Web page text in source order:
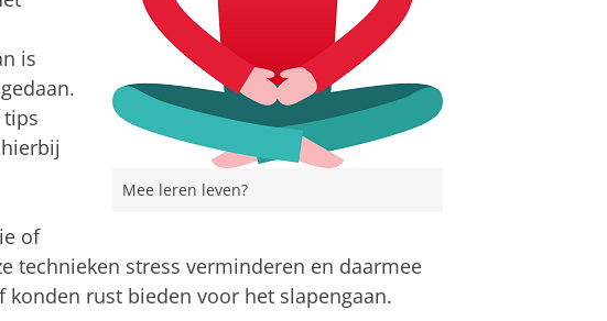
Mee leren leven?
is
of
technieken stress verminderen en daarmee
rust bieden voor het slapengaan.